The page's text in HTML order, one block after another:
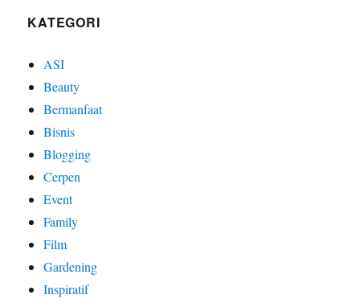
KATEGORI
ASI
Beauty
Bermanfaat
Bisnis
Blogging
Cerpen
Event
Family
Film
Gardening
Inspiratif